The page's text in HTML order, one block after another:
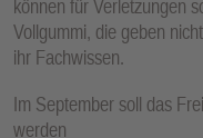
können für Verletzungen
Vollgummi, die geben
ihr Fachwissen.
Im September soll das
werden